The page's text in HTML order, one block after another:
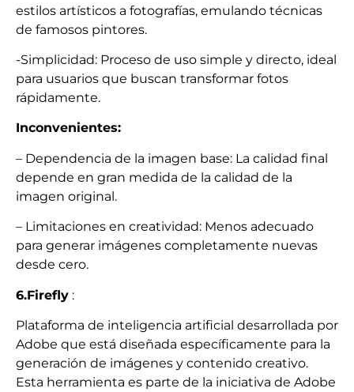
estilos artísticos a fotografías, emulando técnicas
de famosos pintores.
-Simplicidad: Proceso de uso simple y directo, ideal
para usuarios que buscan transformar fotos
rápidamente.
Inconvenientes:
– Dependencia de la imagen base: La calidad final
depende en gran medida de la calidad de la
imagen original.
– Limitaciones en creatividad: Menos adecuado
para generar imágenes completamente nuevas
desde cero.
6.Firefly :
Plataforma de inteligencia artificial desarrollada por
Adobe que está diseñada específicamente para la
generación de imágenes y contenido creativo.
Esta herramienta es parte de la iniciativa de Adobe